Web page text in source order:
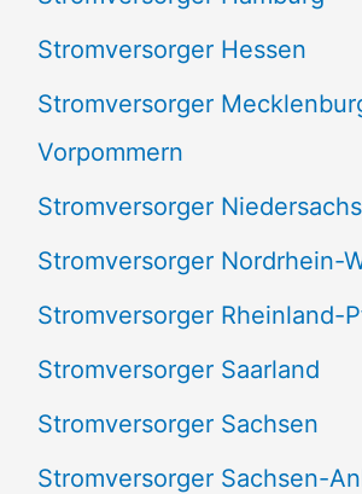
Stromversorger Hessen
Stromversorger
Vorpommern
Stromversorger
Stromversorger Nordrhein-
Stromversorger Rheinland-
Stromversorger Saarland
Stromversorger Sachsen
Stromversorger Sachsen-